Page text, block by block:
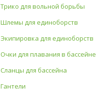
Трико для вольной борьбы
Шлемы для единоборств
Экипировка для единоборств
Очки для плавания в бассейне
Сланцы для бассейна
Гантели